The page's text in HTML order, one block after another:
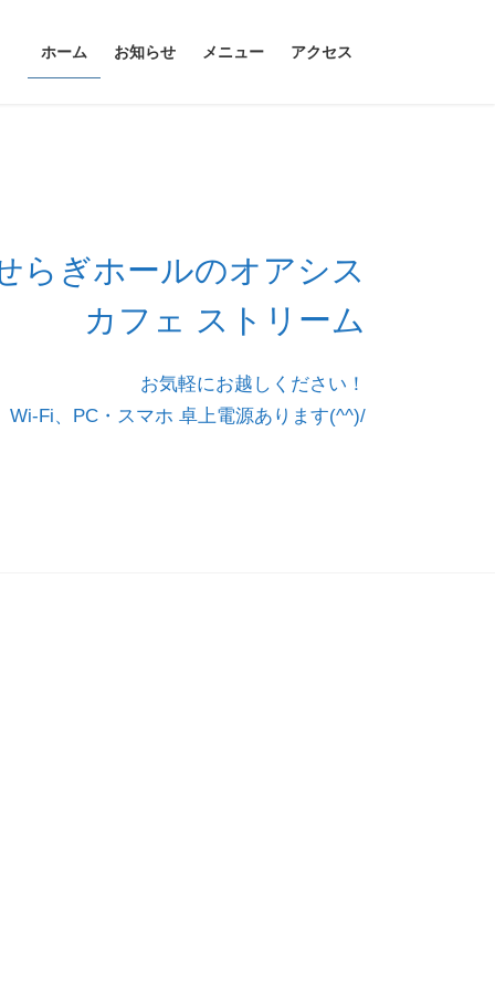
ホーム お知らせ メニュー アクセス
らぎホールのオアシス
カフェ ストリーム
お気軽にお越しください！
Wi-Fi、PC・スマホ 卓上電源あります(^^)/